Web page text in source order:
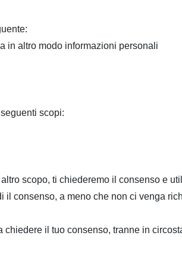
in altro modo informazioni personali
scopi:
scopo, ti chiederemo il consenso e
consenso, a meno che non ci venga
il tuo consenso, tranne in